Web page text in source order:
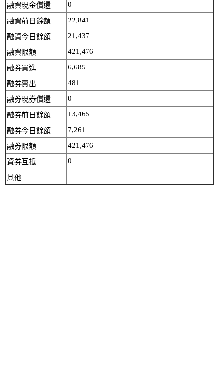
融資現金償還 0
融資前日餘額 22,841
融資今日餘額 21,437
融資限額 421,476
融券買進 6,685
融券賣出 481
融券現券償還 0
融券前日餘額 13,465
融券今日餘額 7,261
融券限額 421,476
資券互抵 0
其他